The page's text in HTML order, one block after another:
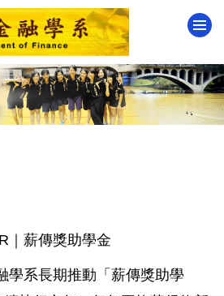
｜薪傳獎助學金
學系長期推動「薪傳獎助學